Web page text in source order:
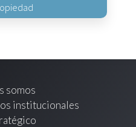
somos
institucionales